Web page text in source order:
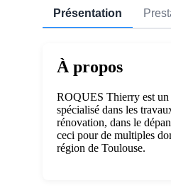
Présentation
À propos
ROQUES Thierry est un
spécialisé dans les
rénovation, dans le
ceci pour de multiples
région de Toulouse.